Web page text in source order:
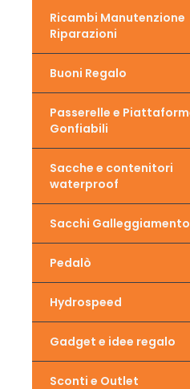
Ricambi Manutenzione
Riparazioni
Buoni Regalo
Passerelle e
Gonfiabili
Sacche e contenitori
waterproof
Sacchi Galleggiamento
Pedalò
Hydrospeed
Gadget e idee regalo
Sconti e Outlet